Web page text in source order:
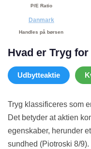
P/E Ratio
Danmark
Handles på børsen
Hvad er Tryg
Udbytteaktie
Tryg klassificeres som
Det betyder at aktien
egenskaber, herunder
sundhed (Piotroski 8/9).